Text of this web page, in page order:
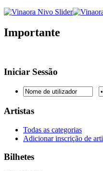
Importante
Iniciar Sessão
Artistas
Todas as categorias
Adicionar inscrição de
Bilhetes